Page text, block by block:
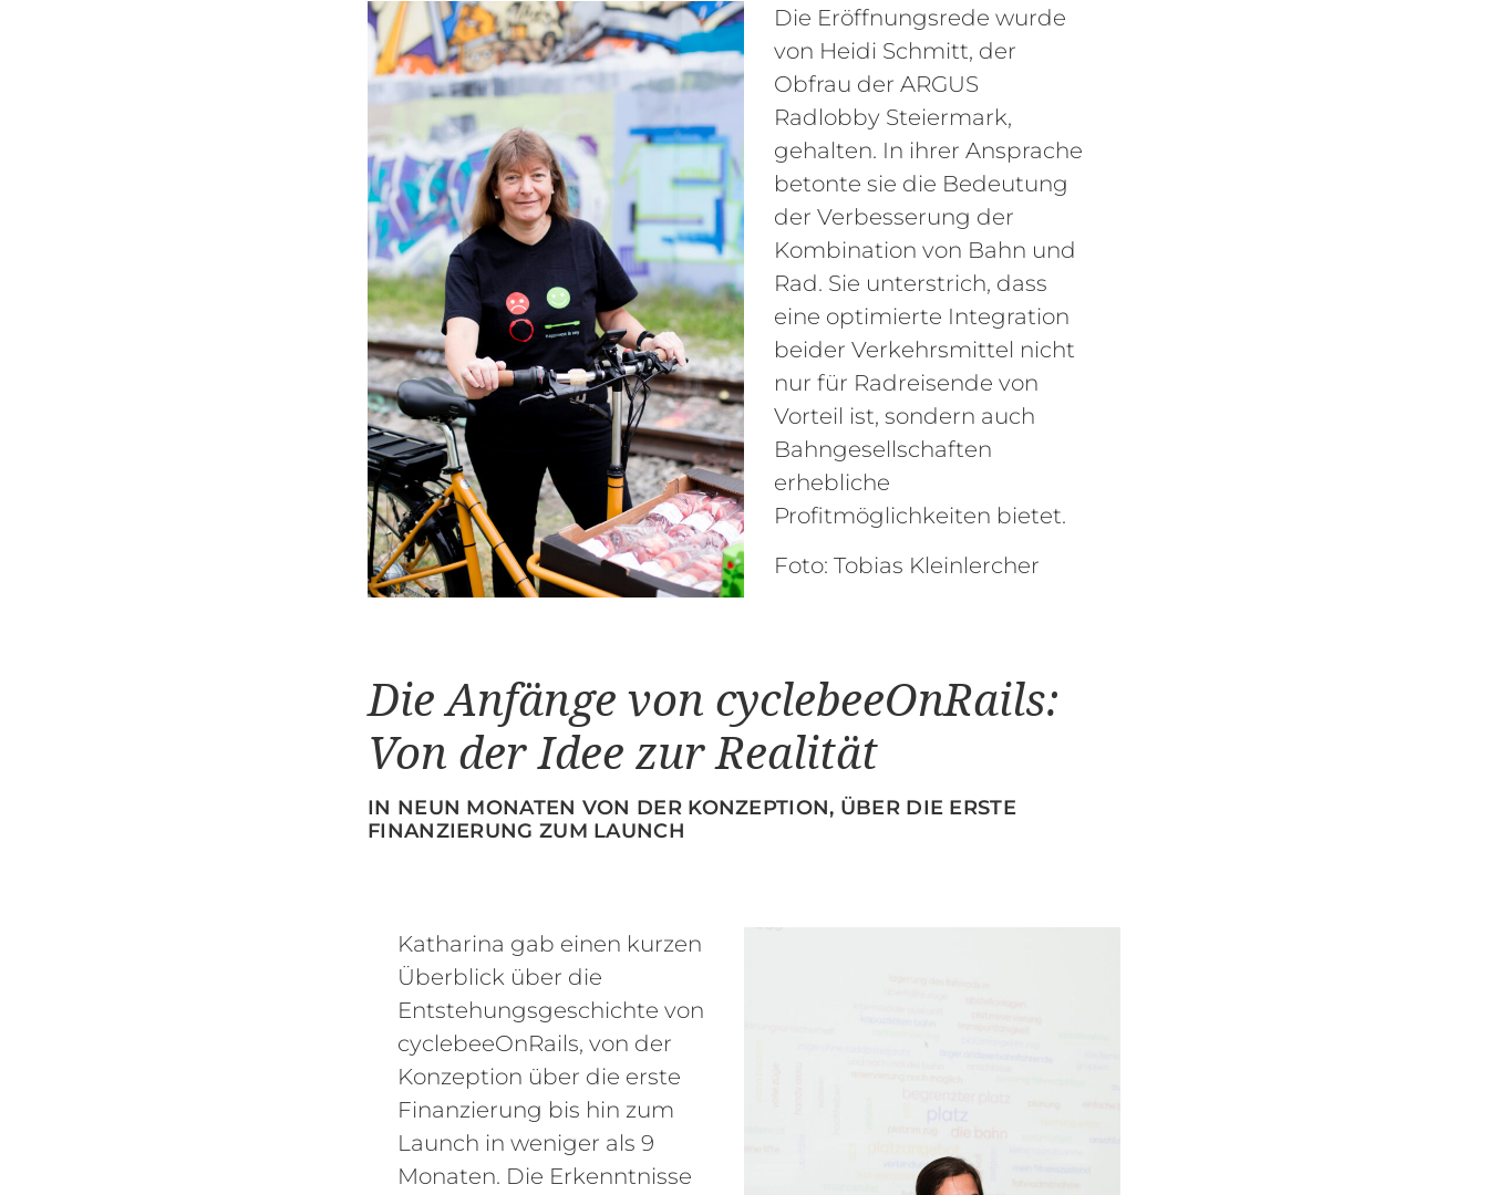
Die Eröffnungsrede wurde
von Heidi Schmitt, der
Obfrau der ARGUS
Radlobby Steiermark,
gehalten. In ihrer Ansprache
betonte sie die Bedeutung
der Verbesserung der
Kombination von Bahn und
Rad. Sie unterstrich, dass
eine optimierte Integration
beider Verkehrsmittel nicht
nur für Radreisende von
Vorteil ist, sondern auch
Bahngesellschaften
erhebliche
Profitmöglichkeiten bietet.
Foto: Tobias Kleinlercher
Die Anfänge von cyclebeeOnRails:
Von der Idee zur Realität
IN NEUN MONATEN VON DER KONZEPTION, ÜBER DIE ERSTE
FINANZIERUNG ZUM LAUNCH
Katharina gab einen kurzen
Überblick über die
Entstehungsgeschichte von
cyclebeeOnRails, von der
Konzeption über die erste
Finanzierung bis hin zum
Launch in weniger als 9
Monaten. Die Erkenntnisse